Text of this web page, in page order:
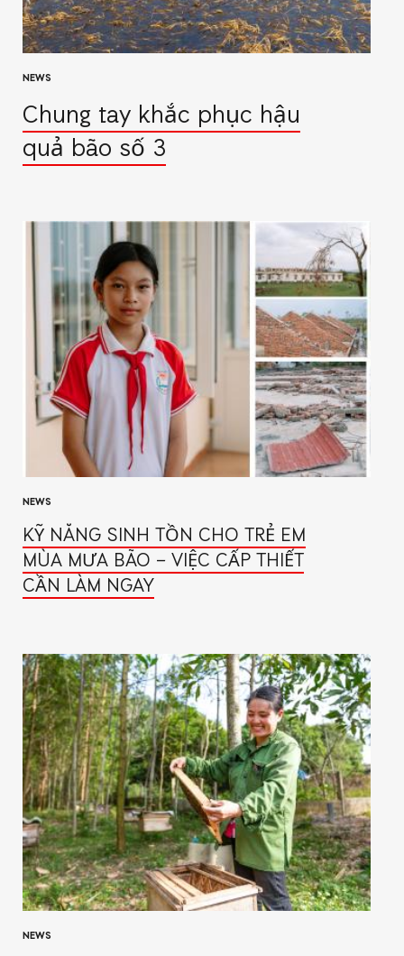
NEWS
Chung tay khắc phục hậu
quả bão số 3
NEWS
KỸ NĂNG SINH TỒN CHO TRẺ EM
MÙA MƯA BÃO – VIỆC CẤP THIẾT
CẦN LÀM NGAY
NEWS